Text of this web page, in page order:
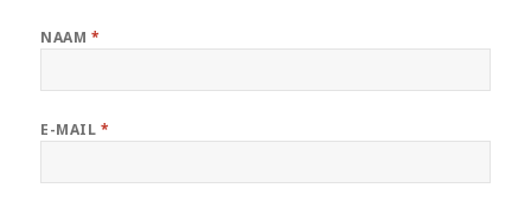
NAAM *
E-MAIL *